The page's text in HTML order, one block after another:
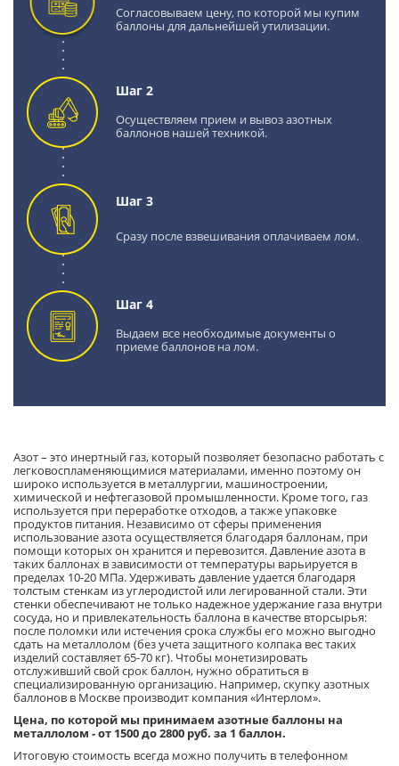
Согласовываем цену, по которой мы купим
баллоны для дальнейшей утилизации.
Шаг 2
Осуществляем прием и вывоз азотных
баллонов нашей техникой.
Шаг 3
Сразу после взвешивания оплачиваем лом.
Шаг 4
Выдаем все необходимые документы о
приеме баллонов на лом.
Азот – это инертный газ, который позволяет безопасно работать с
легковоспламеняющимися материалами, именно поэтому он
широко используется в металлургии, машиностроении,
химической и нефтегазовой промышленности. Кроме того, газ
используется при переработке отходов, а также упаковке
продуктов питания. Независимо от сферы применения
использование азота осуществляется благодаря баллонам, при
помощи которых он хранится и перевозится. Давление азота в
таких баллонах в зависимости от температуры варьируется в
пределах 10-20 МПа. Удерживать давление удается благодаря
толстым стенкам из углеродистой или легированной стали. Эти
стенки обеспечивают не только надежное удержание газа внутри
сосуда, но и привлекательность баллона в качестве вторсырья:
после поломки или истечения срока службы его можно выгодно
сдать на металлолом (без учета защитного колпака вес таких
изделий составляет 65-70 кг). Чтобы монетизировать
отслуживший свой срок баллон, нужно обратиться в
специализированную организацию. Например, скупку азотных
баллонов в Москве производит компания «Интерлом».
Цена, по которой мы принимаем азотные баллоны на
металлолом - от 1500 до 2800 руб. за 1 баллон.
Итоговую стоимость всегда можно получить в телефонном